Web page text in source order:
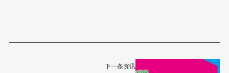
下一条资讯